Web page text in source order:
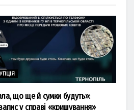
що ще й сумки будуть»:
у справі «кришування»